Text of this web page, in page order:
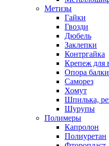
Метизы
Гайки
Гвозди
Дюбель
Заклепки
Контргайка
Крепеж для
Опора балки
Саморез
Хомут
Шпилька,
Шурупы
Полимеры
Капролон
Полиуретан